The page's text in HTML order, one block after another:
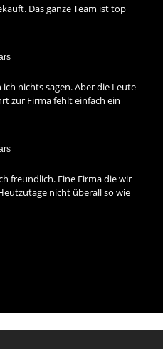
Das ganze Team ist top
nichts sagen. Aber die Leute
zur Firma fehlt einfach ein
freundlich. Eine Firma die wir
nicht überall so wie